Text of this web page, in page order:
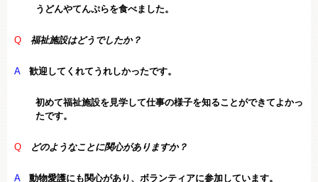
うどんやてんぷらを食べました。
Q 福祉施設はどうでしたか？
A 歓迎してくれてうれしかったです。
初めて福祉施設を見学して仕事の様子を知ることができてよかっ
たです。
Q どのようなことに関心がありますか？
A 動物愛護にも関心があり、ボランティアに参加しています。